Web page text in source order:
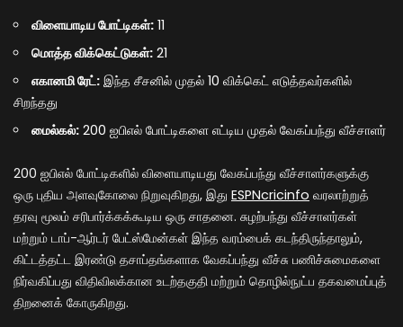
விளையாடிய போட்டிகள்: 11
மொத்த விக்கெட்டுகள்: 21
எகானமி ரேட்: இந்த சீசனில் முதல் 10 விக்கெட் எடுத்தவர்களில்
சிறந்தது
மைல்கல்: 200 ஐபிஎல் போட்டிகளை எட்டிய முதல் வேகப்பந்து வீச்சாளர்
200 ஐபிஎல் போட்டிகளில் விளையாடியது வேகப்பந்து வீச்சாளர்களுக்கு
ஒரு புதிய அளவுகோலை நிறுவுகிறது, இது ESPNcricinfo வரலாற்றுத்
தரவு மூலம் சரிபார்க்கக்கூடிய ஒரு சாதனை. சுழற்பந்து வீச்சாளர்கள்
மற்றும் டாப்-ஆர்டர் பேட்ஸ்மேன்கள் இந்த வரம்பைக் கடந்திருந்தாலும்,
கிட்டத்தட்ட இரண்டு தசாப்தங்களாக வேகப்பந்து வீச்சு பணிச்சுமைகளை
நிர்வகிப்பது விதிவிலக்கான உடற்தகுதி மற்றும் தொழில்நுட்ப தகவமைப்புத்
திறனைக் கோருகிறது.